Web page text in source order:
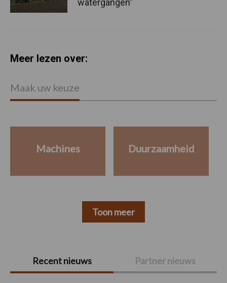
Primaire
Sidebar
Recent nieuws Partner nieuws
watergangen”
Meer lezen over:
Maak uw keuze
Machines Duurzaamheid
Toon meer